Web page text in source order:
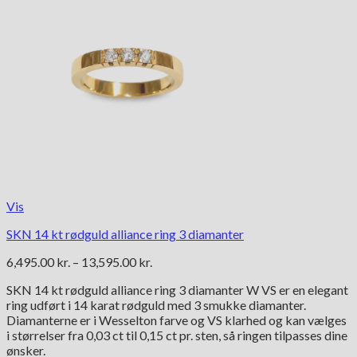
Vis
SKN 14 kt rødguld alliance ring 3 diamanter
6,495.00 kr. – 13,595.00 kr.
til
13,595.00 kr.
SKN 14 kt rødguld alliance ring 3 diamanter W VS er en elegant
ring udført i 14 karat rødguld med 3 smukke diamanter.
Diamanterne er i Wesselton farve og VS klarhed og kan vælges
i størrelser fra 0,03 ct til 0,15 ct pr. sten, så ringen tilpasses dine
ønsker.